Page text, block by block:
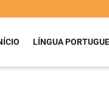
LÍNGUA